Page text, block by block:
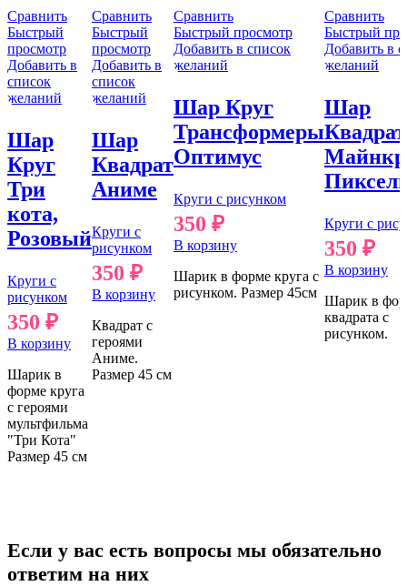
Сравнить
Быстрый
просмотр
Добавить в
список
желаний
Шар
Круг
Три
кота,
Розовый
Круги с
рисунком
350 ₽
В корзину
Шарик в
форме круга
с героями
мультфильма
"Три Кота"
Размер 45 см
Сравнить
Быстрый
просмотр
Добавить в
список
желаний
Шар
Квадрат
Аниме
Круги с
рисунком
350 ₽
В корзину
Квадрат с
героями
Аниме.
Размер 45 см
Сравнить
Быстрый просмотр
Добавить в список
желаний
Шар Круг
Трансформеры
Оптимус
Круги с рисунком
350 ₽
В корзину
Шарик в форме круга с
рисунком. Размер 45см
Сравнить
Быстрый
Добавить в
желаний
Шар
Квадрат
Круги с
350 ₽
В корзину
Шарик в
квадрата с
рисунком.
Если у вас есть вопросы мы обязательно
ответим на них